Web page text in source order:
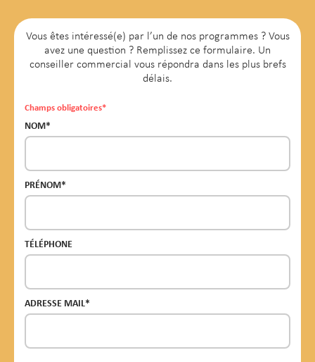
Vous êtes intéressé(e) par l’un de nos programmes ? Vous
avez une question ? Remplissez ce formulaire. Un
conseiller commercial vous répondra dans les plus brefs
délais.
Champs obligatoires*
NOM*
PRÉNOM*
TÉLÉPHONE
ADRESSE MAIL*